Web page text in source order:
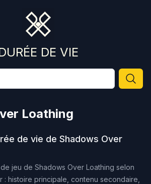
DE VIE
Loathing
de vie de Shadows Over
jeu de Shadows Over Loathing selon
histoire principale, contenu secondaire,